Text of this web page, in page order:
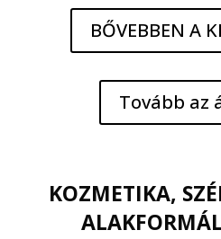
BŐVEBBEN A
Tovább az
KOZMETIKA,